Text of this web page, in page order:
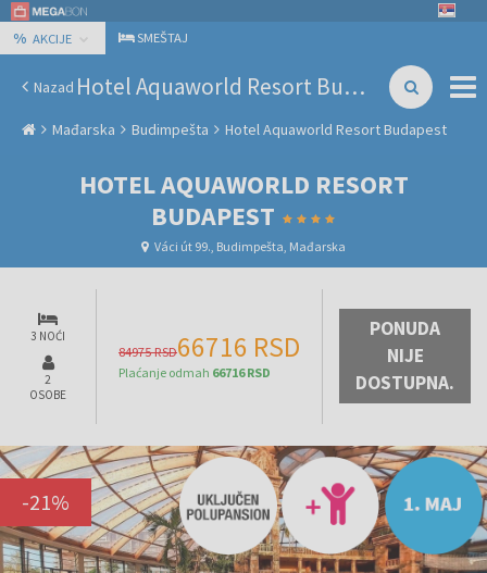
% AKCIJE SMEŠTAJ
Nazad Hotel Aquaworld Resort Budapest
Mađarska Budimpešta Hotel Aquaworld Resort Budapest
HOTEL AQUAWORLD RESORT
BUDAPEST
Váci út 99., Budimpešta, Mađarska
3 NOĆI
2
OSOBE
84975 RSD66716 RSD
Plaćanje odmah 66716 RSD
PONUDA
NIJE
DOSTUPNA.
-21%